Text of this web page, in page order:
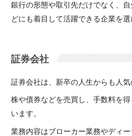
銀行の形態や取引先だけでなく、
どにも着目して活躍できる企業を選
証券会社
証券会社は、新卒の人生からも人気
株や債券などを売買し、手数料を
います。
業務内容はブローカー業務やディ